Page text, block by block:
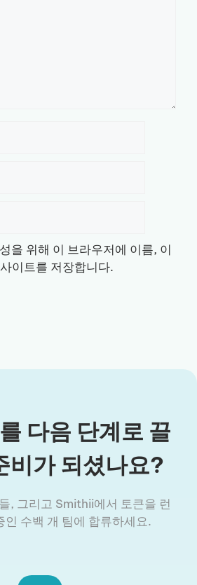
을 위해 이 브라우저에 이름, 이
이트를 저장합니다.
다음 단계로 끌
비가 되셨나요?
, 그리고 Smithii에서 토큰을 런
인 수백 개 팀에 합류하세요.